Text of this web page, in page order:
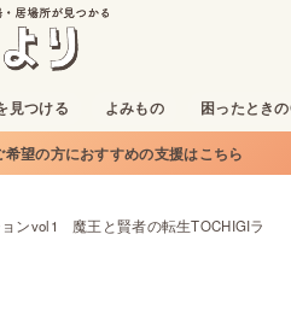
見つける よみもの 困ったとき
望の方におすすめの支援はこちら
ンvol1 魔王と賢者の転生TOCHIGIラ